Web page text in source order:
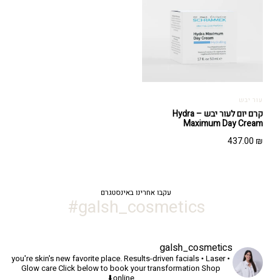
עור יבש
קרם יום לעור יבש – Hydra
Maximum Day Cream
437.00 ₪
עקבו אחרינו באינסטגרם
galsh_cosmetics#
galsh_cosmetics
you're skin's new favorite place.Results-driven facials • Laser •
Glow careClick below to book your transformation Shop